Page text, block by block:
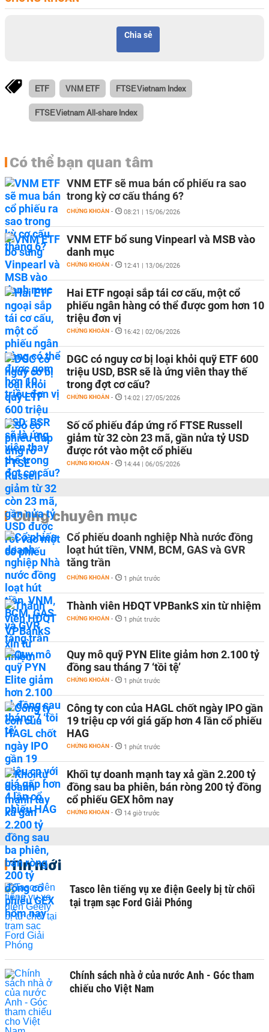
Chia sẻ
ETF VNM ETF FTSE Vietnam Index
FTSE Vietnam All-share Index
Có thể bạn quan tâm
VNM ETF sẽ mua bán cổ phiếu ra sao
trong kỳ cơ cấu tháng 6?
CHỨNG KHOÁN - 08:21 | 15/06/2026
VNM ETF bổ sung Vinpearl và MSB vào
danh mục
CHỨNG KHOÁN - 12:41 | 13/06/2026
Hai ETF ngoại sắp tái cơ cấu, một cổ
phiếu ngân hàng có thể được gom hơn 10
triệu đơn vị
CHỨNG KHOÁN - 16:42 | 02/06/2026
DGC có nguy cơ bị loại khỏi quỹ ETF 600
triệu USD, BSR sẽ là ứng viên thay thế
trong đợt cơ cấu?
CHỨNG KHOÁN - 14:02 | 27/05/2026
Số cổ phiếu đáp ứng rổ FTSE Russell
giảm từ 32 còn 23 mã, gần nửa tỷ USD
được rót vào một cổ phiếu
CHỨNG KHOÁN - 14:44 | 06/05/2026
Cùng chuyên mục
Cổ phiếu doanh nghiệp Nhà nước đồng
loạt hút tiền, VNM, BCM, GAS và GVR
tăng trần
CHỨNG KHOÁN - 1 phút trước
Thành viên HĐQT VPBankS xin từ nhiệm
CHỨNG KHOÁN - 1 phút trước
Quy mô quỹ PYN Elite giảm hơn 2.100 tỷ
đồng sau tháng 7 ‘tồi tệ’
CHỨNG KHOÁN - 1 phút trước
Công ty con của HAGL chốt ngày IPO gần
19 triệu cp với giá gấp hơn 4 lần cổ phiếu
HAG
CHỨNG KHOÁN - 1 phút trước
Khối tự doanh mạnh tay xả gần 2.200 tỷ
đồng sau ba phiên, bán ròng 200 tỷ đồng
cổ phiếu GEX hôm nay
CHỨNG KHOÁN - 14 giờ trước
Tin mới
Tasco lên tiếng vụ xe điện Geely bị từ chối
tại trạm sạc Ford Giải Phóng
Chính sách nhà ở của nước Anh - Góc tham
chiếu cho Việt Nam